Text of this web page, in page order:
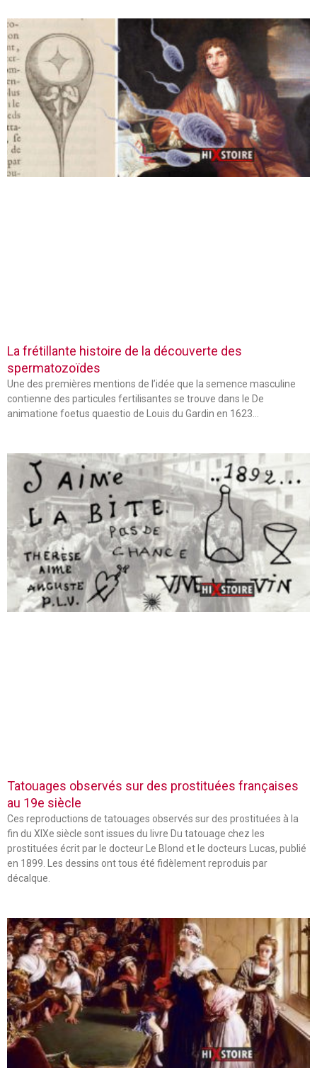
La frétillante histoire de la découverte des
spermatozoïdes
Une des premières mentions de l’idée que la semence masculine
contienne des particules fertilisantes se trouve dans le De
animatione foetus quaestio de Louis du Gardin en 1623…
Tatouages observés sur des prostituées françaises
au 19e siècle
Ces reproductions de tatouages observés sur des prostituées à la
fin du XIXe siècle sont issues du livre Du tatouage chez les
prostituées écrit par le docteur Le Blond et le docteurs Lucas, publié
en 1899. Les dessins ont tous été fidèlement reproduis par
décalque.